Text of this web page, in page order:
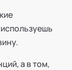
а в том,